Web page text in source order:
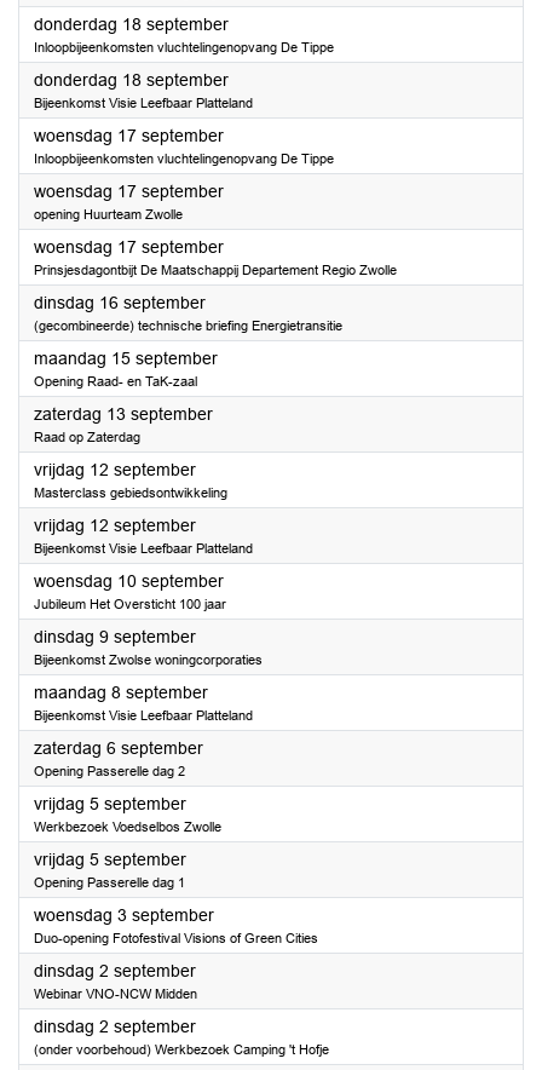
donderdag 18 september2025
Inloopbijeenkomsten vluchtelingenopvang De Tippe
donderdag 18 september2025
Bijeenkomst Visie Leefbaar Platteland
woensdag 17 september2025
Inloopbijeenkomsten vluchtelingenopvang De Tippe
woensdag 17 september2025
opening Huurteam Zwolle
woensdag 17 september2025
Prinsjesdagontbijt De Maatschappij Departement Regio Zwolle
dinsdag 16 september2025
(gecombineerde) technische briefing Energietransitie
maandag 15 september2025
Opening Raad- en TaK-zaal
zaterdag 13 september2025
Raad op Zaterdag
vrijdag 12 september2025
Masterclass gebiedsontwikkeling
vrijdag 12 september2025
Bijeenkomst Visie Leefbaar Platteland
woensdag 10 september2025
Jubileum Het Oversticht 100 jaar
dinsdag 9 september2025
Bijeenkomst Zwolse woningcorporaties
maandag 8 september2025
Bijeenkomst Visie Leefbaar Platteland
zaterdag 6 september2025
Opening Passerelle dag 2
vrijdag 5 september2025
Werkbezoek Voedselbos Zwolle
vrijdag 5 september2025
Opening Passerelle dag 1
woensdag 3 september2025
Duo-opening Fotofestival Visions of Green Cities
dinsdag 2 september2025
Webinar VNO-NCW Midden
dinsdag 2 september2025
(onder voorbehoud) Werkbezoek Camping 't Hofje